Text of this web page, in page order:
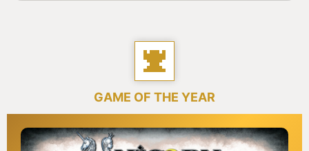
GAME OF THE YEAR